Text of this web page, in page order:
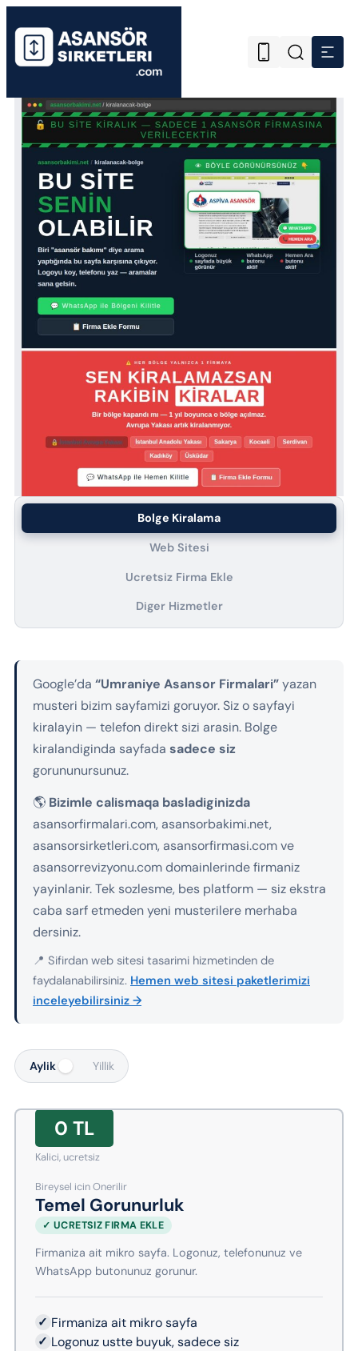
Bolge Kiralama
Web Sitesi
Ucretsiz Firma Ekle
Diger Hizmetler
Google’da “Umraniye Asansor Firmalari”yazan
musteri bizim sayfamizi goruyor. Siz o sayfayi
kiralayin — telefon direkt sizi arasin. Bolge
kiralandiginda sayfada sadece siz
gorununursunuz.
🌎 Bizimle calismaqa basladiginizda
asansorfirmalari.com, asansorbakimi.net,
asansorsirketleri.com, asansorfirmasi.com ve
asansorrevizyonu.com domainlerinde firmaniz
yayinlanir. Tek sozlesme, bes platform — siz ekstra
caba sarf etmeden yeni musterilere merhaba
dersiniz.
📍 Sifirdan web sitesi tasarimi hizmetinden de
faydalanabilirsiniz. Hemen web sitesi paketlerimizi
inceleyebilirsiniz →
Aylik Yillik
0 TL
Kalici, ucretsiz
Bireysel icin Onerilir
Temel Gorunurluk
✓ UCRETSIZ FIRMA EKLE
Firmaniza ait mikro sayfa. Logonuz, telefonunuz ve
WhatsApp butonunuz gorunur.
✓ Firmaniza ait mikro sayfa
✓ Logonuz ustte buyuk, sadece siz